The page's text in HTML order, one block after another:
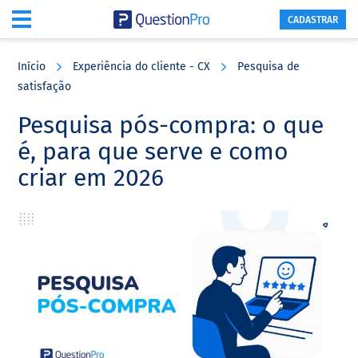
main
primary
footer
CADASTRAR
Início Experiência do cliente - CX
Pesquisa de
satisfação
Pesquisa pós-compra: o que
é, para que serve e como
criar em 2026